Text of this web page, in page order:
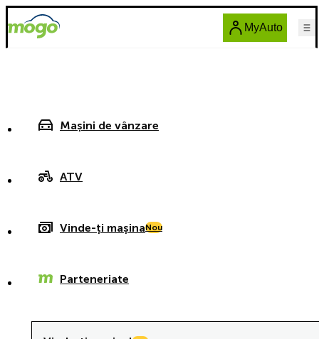
MyAuto
Mașini de vânzare
ATV
Vinde-ți mașinaNou
Parteneriate